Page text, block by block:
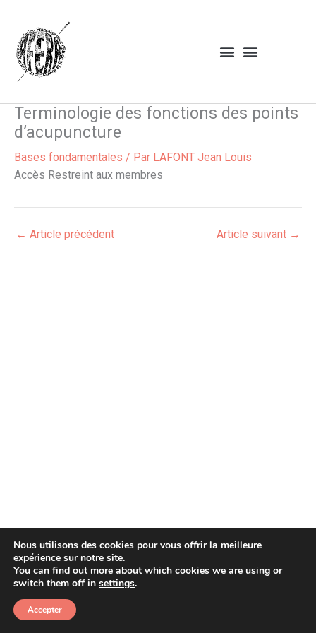
contenu
Terminologie des fonctions des points
d’acupuncture
Bases fondamentales / Par LAFONT Jean Louis
Accès Restreint aux membres
← Article précédent Article suivant →
Copyright © 2026 Afera
Nous utilisons des cookies pour vous offrir la meilleure
expérience sur notre site.
You can find out more about which cookies we are using or
switch them off in settings.
Accepter